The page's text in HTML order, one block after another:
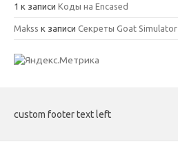
1 к записи Коды на Encased
Makss к записи Секреты Goat Simulator
custom footer text left